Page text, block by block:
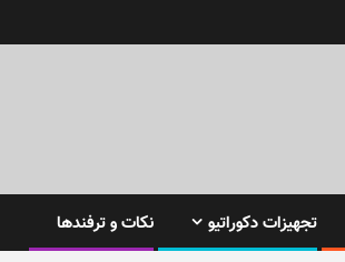
تجهیزات دکوراتیو
نکات و ترفندها